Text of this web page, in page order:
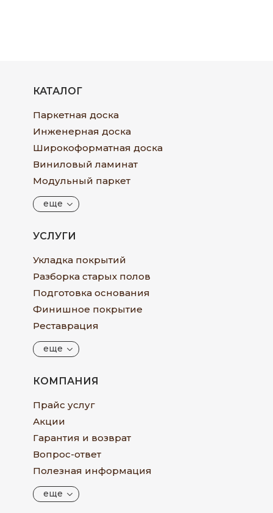
КАТАЛОГ
Паркетная доска
Инженерная доска
Широкоформатная доска
Виниловый ламинат
Модульный паркет
еще
УСЛУГИ
Укладка покрытий
Разборка старых полов
Подготовка основания
Финишное покрытие
Реставрация
еще
КОМПАНИЯ
Прайс услуг
Акции
Гарантия и возврат
Вопрос-ответ
Полезная информация
еще